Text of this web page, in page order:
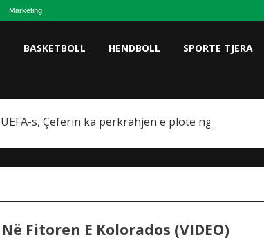
Marketing
BASKETBOLL HENDBOLL SPORTE TJERA
s, Çeferin ka përkrahjen e plotë nga Omeragiç
Fitoren E Kolorados (VIDEO)